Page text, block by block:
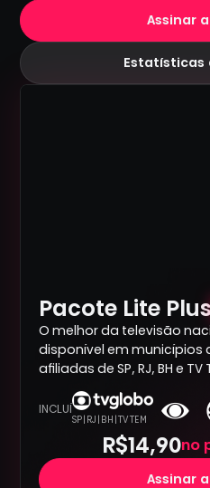
Assinar
Estatísticas
Pacote Lite
O melhor da televisão
disponível em municípios
afiliadas de SP, RJ, BH e
INCLUÍ
SP | RJ | BH | TV TEM
R$14,90no
Assinar